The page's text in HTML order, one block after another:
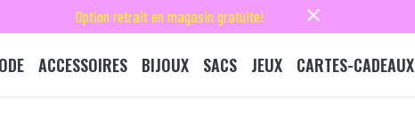
Option retrait en magasin gratuite! close
ACCESSOIRES BIJOUX SACS JEUX CARTES-CADEAUX